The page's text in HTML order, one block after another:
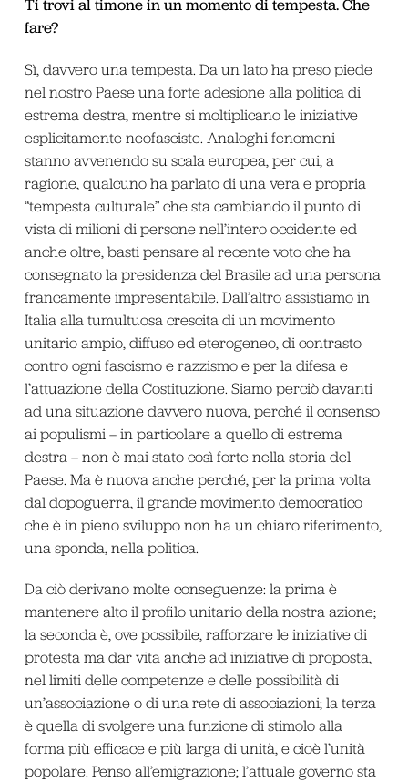
Ti trovi al timone in un momento di tempesta. Che
fare?
Sì, davvero una tempesta. Da un lato ha preso piede
nel nostro Paese una forte adesione alla politica di
estrema destra, mentre si moltiplicano le iniziative
esplicitamente neofasciste. Analoghi fenomeni
stanno avvenendo su scala europea, per cui, a
ragione, qualcuno ha parlato di una vera e propria
“tempesta culturale” che sta cambiando il punto di
vista di milioni di persone nell’intero occidente ed
anche oltre, basti pensare al recente voto che ha
consegnato la presidenza del Brasile ad una persona
francamente impresentabile. Dall’altro assistiamo in
Italia alla tumultuosa crescita di un movimento
unitario ampio, diffuso ed eterogeneo, di contrasto
contro ogni fascismo e razzismo e per la difesa e
l’attuazione della Costituzione. Siamo perciò davanti
ad una situazione davvero nuova, perché il consenso
ai populismi – in particolare a quello di estrema
destra – non è mai stato così forte nella storia del
Paese. Ma è nuova anche perché, per la prima volta
dal dopoguerra, il grande movimento democratico
che è in pieno sviluppo non ha un chiaro riferimento,
una sponda, nella politica.
Da ciò derivano molte conseguenze: la prima è
mantenere alto il profilo unitario della nostra azione;
la seconda è, ove possibile, rafforzare le iniziative di
protesta ma dar vita anche ad iniziative di proposta,
nel limiti delle competenze e delle possibilità di
un’associazione o di una rete di associazioni; la terza
è quella di svolgere una funzione di stimolo alla
forma più efficace e più larga di unità, e cioè l’unità
popolare. Penso all’emigrazione; l’attuale governo sta